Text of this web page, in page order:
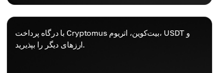
با درگاه پرداخت Cryptomus بیت‌کوین، اتریوم، USDT و
ارزهای دیگر را بپذیرید.